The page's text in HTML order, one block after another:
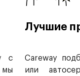
с
мы
Лучшие
Careway
или